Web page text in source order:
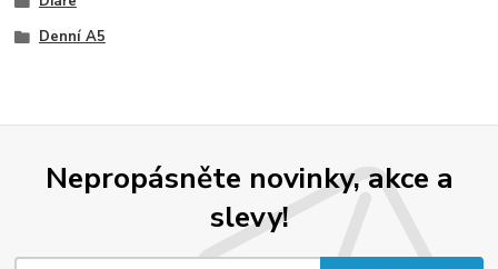
Denní A5
Nepropásněte novinky, akce a
slevy!